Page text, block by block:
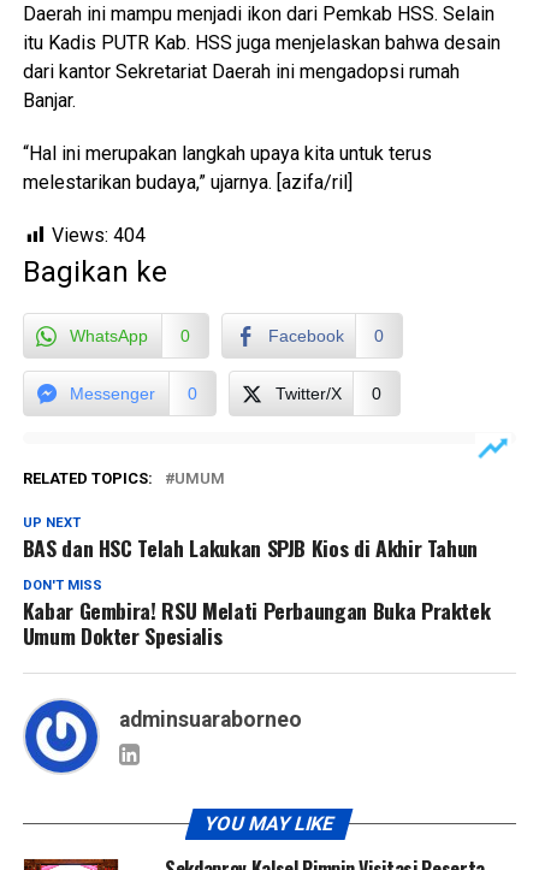
Daerah ini mampu menjadi ikon dari Pemkab HSS. Selain
itu Kadis PUTR Kab. HSS juga menjelaskan bahwa desain
dari kantor Sekretariat Daerah ini mengadopsi rumah
Banjar.
“Hal ini merupakan langkah upaya kita untuk terus
melestarikan budaya,” ujarnya. [azifa/ril]
Views: 404
Bagikan ke
WhatsApp 0 Facebook 0
Messenger 0 Twitter/X 0
RELATED TOPICS: UMUM
UP NEXT
BAS dan HSC Telah Lakukan SPJB Kios di Akhir Tahun
DON'T MISS
Kabar Gembira! RSU Melati Perbaungan Buka Praktek
Umum Dokter Spesialis
adminsuaraborneo
YOU MAY LIKE